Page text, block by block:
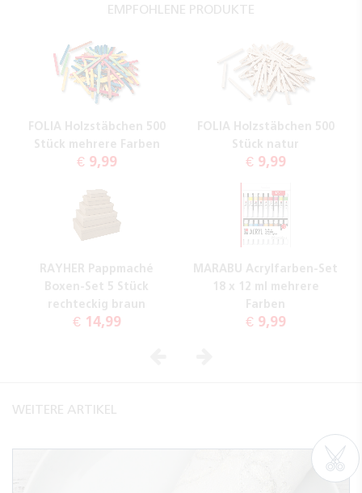
EMPFOHLENE PRODUKTE
FOLIA Holzstäbchen 500
Stück mehrere Farben
€ 9,99
FOLIA Holzstäbchen 500
Stück natur
€ 9,99
RAYHER Pappmaché
Boxen-Set 5 Stück
rechteckig braun
€ 14,99
MARABU Acrylfarben-Set
18 x 12 ml mehrere
Farben
€ 9,99
WEITERE ARTIKEL